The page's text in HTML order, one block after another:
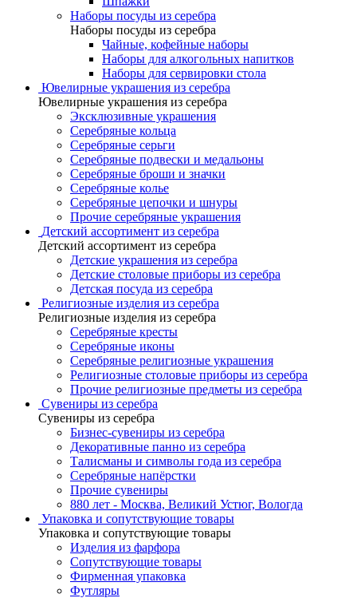
Наборы посуды из серебра
Наборы посуды из серебра
Чайные, кофейные наборы
Наборы для алкогольных напитков
Наборы для сервировки стола
Ювелирные украшения из серебра
Ювелирные украшения из серебра
Эксклюзивные украшения
Серебряные кольца
Серебряные серьги
Серебряные подвески и медальоны
Серебряные броши и значки
Серебряные колье
Серебряные цепочки и шнуры
Прочие серебряные украшения
Детский ассортимент из серебра
Детский ассортимент из серебра
Детские украшения из серебра
Детские столовые приборы из серебра
Детская посуда из серебра
Религиозные изделия из серебра
Религиозные изделия из серебра
Серебряные кресты
Серебряные иконы
Серебряные религиозные украшения
Религиозные столовые приборы из серебра
Прочие религиозные предметы из серебра
Сувениры из серебра
Сувениры из серебра
Бизнес-сувениры из серебра
Декоративные панно из серебра
Талисманы и символы года из серебра
Серебряные напёрстки
Прочие сувениры
880 лет - Москва, Великий Устюг, Вологда
Упаковка и сопутствующие товары
Упаковка и сопутствующие товары
Изделия из фарфора
Сопутствующие товары
Фирменная упаковка
Футляры